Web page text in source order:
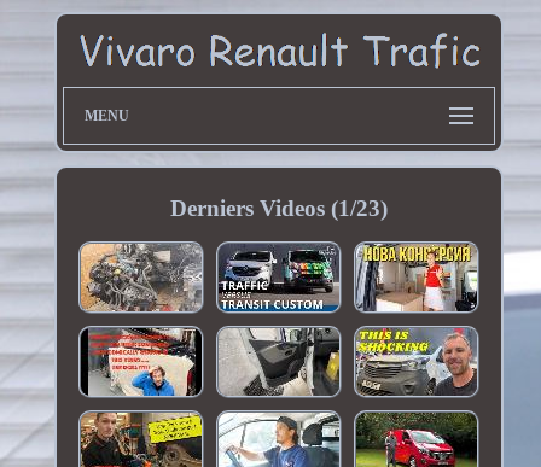
MENU
Derniers Videos (1/23)